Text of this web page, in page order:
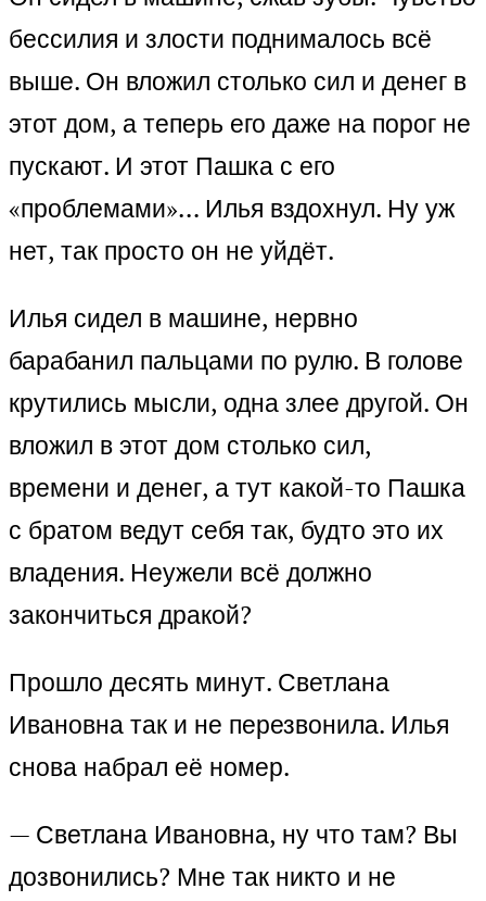
бессилия и злости поднималось всё
выше. Он вложил столько сил и денег в
этот дом, а теперь его даже на порог не
пускают. И этот Пашка с его
«проблемами»… Илья вздохнул. Ну уж
нет, так просто он не уйдёт.
Илья сидел в машине, нервно
барабанил пальцами по рулю. В голове
крутились мысли, одна злее другой. Он
вложил в этот дом столько сил,
времени и денег, а тут какой-то Пашка
с братом ведут себя так, будто это их
владения. Неужели всё должно
закончиться дракой?
Прошло десять минут. Светлана
Ивановна так и не перезвонила. Илья
снова набрал её номер.
— Светлана Ивановна, ну что там? Вы
дозвонились? Мне так никто и не